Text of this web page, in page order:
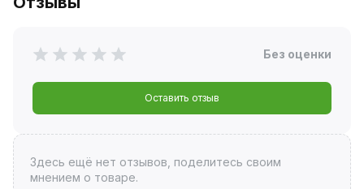
Без оценки
Оставить отзыв
Здесь ещё нет отзывов, поделитесь своим
мнением о товаре.